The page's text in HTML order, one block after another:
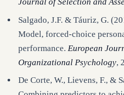
Journal of Selection and
Salgado, J.F. & Táuriz, G.
Model, forced-choice
performance. European
Organizational Psychology,
De Corte, W., Lievens, F., &